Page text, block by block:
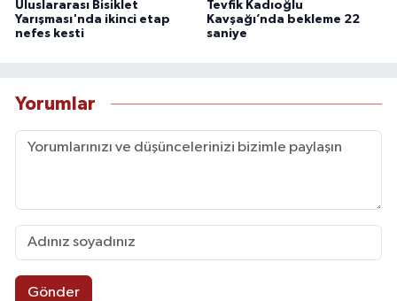
Uluslararası Bisiklet
Yarışması'nda ikinci etap
nefes kesti
Tevfik Kadıoğlu
Kavşağı’nda bekleme 22
saniye
Yorumlar
Gönder